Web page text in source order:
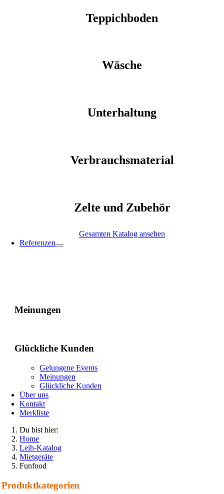
Teppichboden
Wäsche
Unterhaltung
Verbrauchsmaterial
Zelte und Zubehör
Gesamten Katalog ansehen
Referenzen
Meinungen
Glückliche Kunden
Gelungene Events
Meinungen
Glückliche Kunden
Über uns
Kontakt
Merkliste
Du bist hier:
Home
Leih-Katalog
Mietgeräte
Funfood
Produkt­kategorien